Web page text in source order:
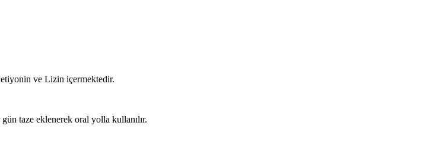
ve Lizin içermektedir.
taze eklenerek oral yolla kullanılır.